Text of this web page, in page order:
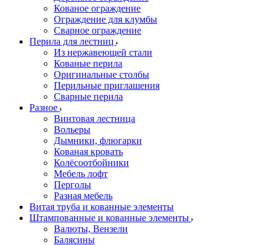
Кованое ограждение
Ограждение для клумбы
Сварное ограждение
Перила для лестниц
Из нержавеющей стали
Кованые перила
Оригинальные столбы
Перильные приглашения
Сварные перила
Разное
Винтовая лестница
Вольеры
Дымники, флюгарки
Кованая кровать
Колёсоотбойники
Мебель лофт
Перголы
Разная мебель
Витая труба и кованные элементы
Штампованные и кованные элементы
Валюты, Вензели
Балясины